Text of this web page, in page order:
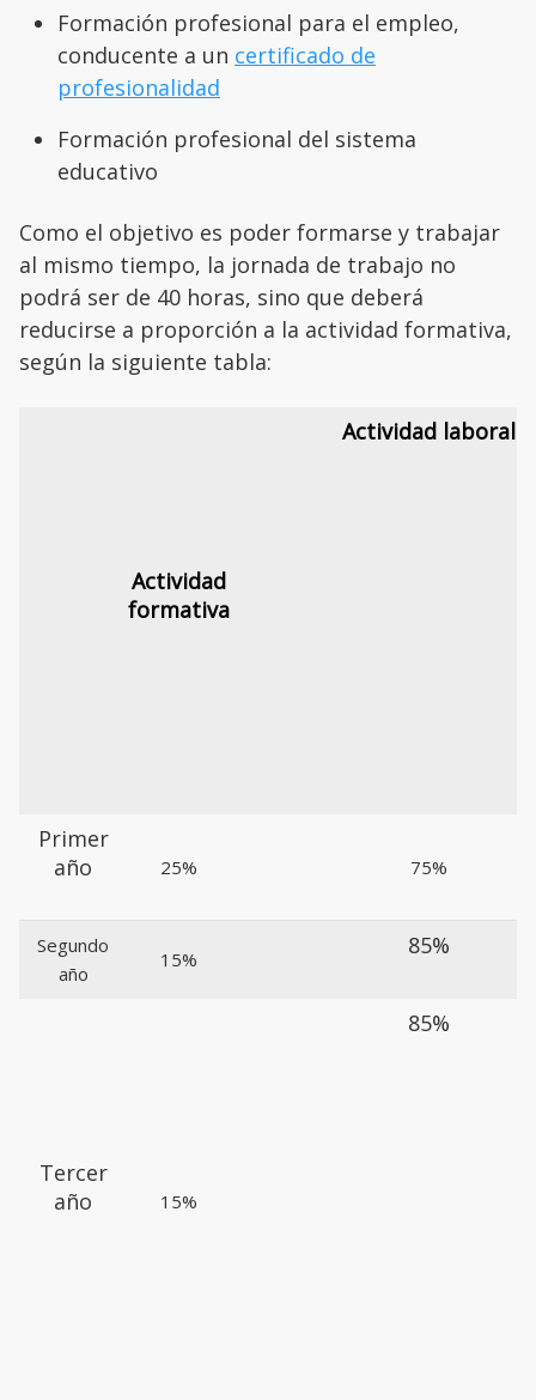
Formación profesional para el empleo,
conducente a un certificado de
profesionalidad
Formación profesional del sistema
educativo
Como el objetivo es poder formarse y trabajar
al mismo tiempo, la jornada de trabajo no
podrá ser de 40 horas, sino que deberá
reducirse a proporción a la actividad formativa,
según la siguiente tabla:
Actividad
formativa
Actividad laboral
Primer
año
25% 75%
Segundo
año
15% 85%
Tercer
año
15%
85%